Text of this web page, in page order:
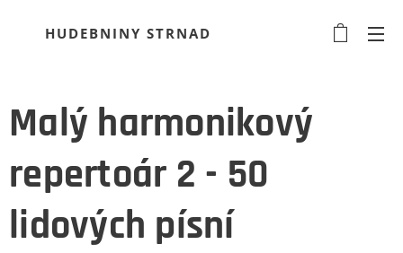
HUDEBNINY STRNAD
Malý harmonikový
repertoár 2 - 50
lidových písní